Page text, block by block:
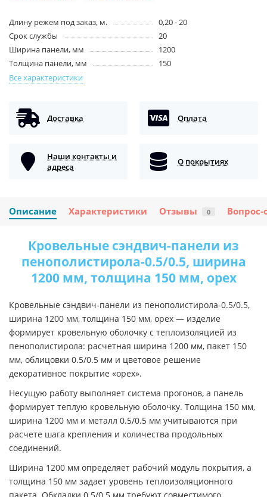
Длину режем под заказ, м.
0,20 - 20
Срок службы
20
Ширина панели, мм
1200
Толщина панели, мм
150
Все характеристики
Доставка Оплата
Наши контакты и
адреса
О покрытиях
Описание Характеристики Отзывы 0 Вопрос-
Кровельные сэндвич-панели из
пенополистирола-0.5/0.5, ширина
1200 мм, толщина 150 мм, орех
Кровельные сэндвич-панели из пенополистирола-0.5/0.5,
ширина 1200 мм, толщина 150 мм, орех — изделие
формирует кровельную оболочку с теплоизоляцией из
пенополистирола: расчетная ширина 1200 мм, пакет 150
мм, облицовки 0.5/0.5 мм и цветовое решение
декоративное покрытие «орех».
Несущую работу выполняет система прогонов, а панель
формирует теплую кровельную оболочку. Толщина 150 мм,
ширина 1200 мм и металл 0.5/0.5 мм учитываются при
расчете шага крепления и количества продольных
соединений.
Ширина 1200 мм определяет рабочий модуль покрытия, а
толщина 150 мм задает уровень теплоизоляционного